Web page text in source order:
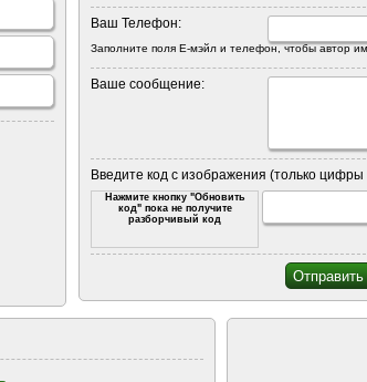
Ваш Телефон:
Заполните поля Е-мэйл и телефон, чтобы автор
Ваше сообщение:
Введите код с изображения (только цифры
Нажмите кнопку "Обновить
код" пока не получите
разборчивый код